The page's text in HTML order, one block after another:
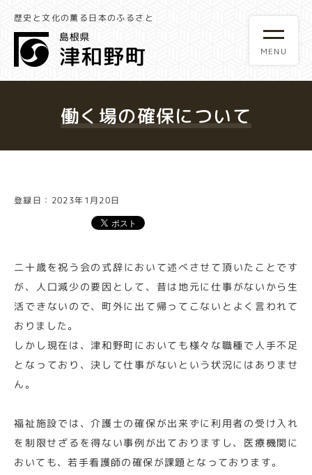
歴史と文化の薫る日本のふるさと
働く場の確保について
登録日：2023年1月20日
二十歳を祝う会の式辞において述べさせて頂いたことです
が、人口減少の要因として、昔は地元に仕事がないから生
活できないので、町外に出て帰ってこないとよく言われて
おりました。
しかし現在は、津和野町においても様々な職種で人手不足
となっており、決して仕事がないという状況にはありませ
ん。
福祉施設では、介護士の確保が出来ずに利用者の受け入れ
を制限せざるを得ない事例が出ておりますし、医療機関に
おいても、若手看護師の確保が課題となっております。